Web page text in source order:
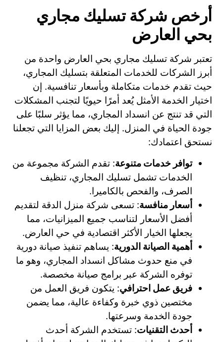
أرخص شركة تسليك مجاري
بحي العارض
تعتبر شركة تسليك مجاري بحي العارض واحدة من
أبرز الشركات للخدمات المتعلقة بتسليك المجاري،
حيث تقدم خدمات متكاملة وبأسعار تنافسية. إن
اختيار الخدمة الأمثل يُعد أمرًا حيويًا لتجنب المشكلات
التي قد تنتج عن انسداد المجاري، مما يؤثر سلبًا على
جودة الحياة في المنزل. إليك بعض المزايا التي تجعلنا
نستحق اعتمادك:
توافر خدمات متنوعة: تقدم الشركة مجموعة من
الخدمات تشمل تسليك المجاري، تنظيف
الصرف، والفحص بالكاميرا.
أسعار منافسة: تسعى شركة منزل الدقة لتقديم
أفضل الأسعار لتناسب جميع الميزانيات، مما
يجعلها الخيار الأكثر اقتصادية في حي العارض.
أهمية الصيانة الدورية: يساهم تنفيذ صيانة دورية
في منع حدوث مشاكل انسداد المجاري، وهو ما
توفره الشركة عبر برامج صيانة مخصصة.
فريق عمل احترافي: يتكون فريق العمل من
مختصين ذوي خبرة وكفاءة عالية، مما يضمن
جودة الخدمة وسرعتها.
أحدث التقنيات: تستخدم الشركة أحدث